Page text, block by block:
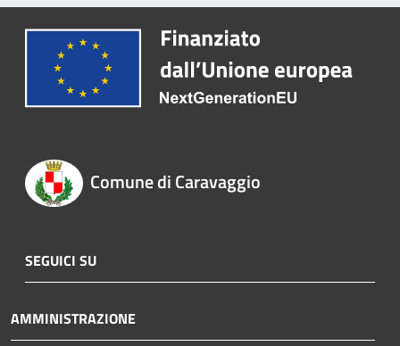
Comune di Caravaggio
SEGUICI SU
AMMINISTRAZIONE